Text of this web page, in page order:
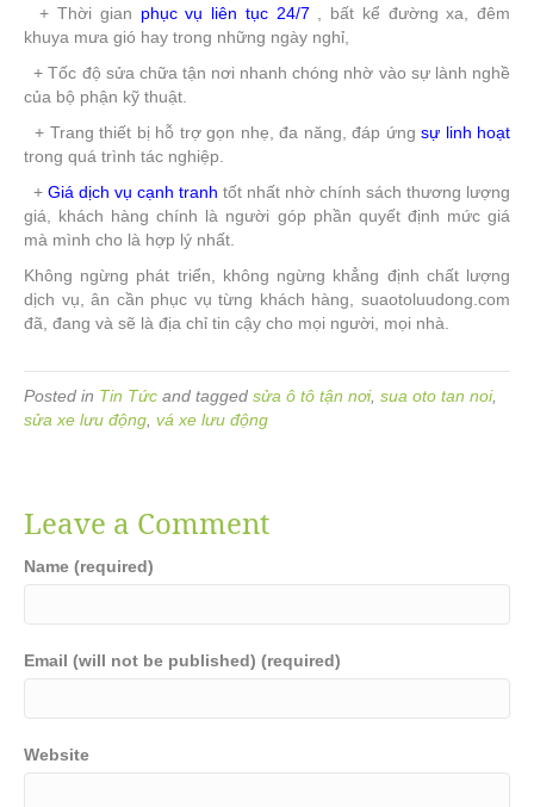
+ Thời gian phục vụ liên tục 24/7 , bất kể đường xa, đêm
khuya mưa gió hay trong những ngày nghỉ,
+ Tốc độ sửa chữa tận nơi nhanh chóng nhờ vào sự lành nghề
của bộ phận kỹ thuật.
+ Trang thiết bị hỗ trợ gọn nhẹ, đa năng, đáp ứng sự linh hoạt
trong quá trình tác nghiệp.
+ Giá dịch vụ cạnh tranh tốt nhất nhờ chính sách thương lượng
giá, khách hàng chính là người góp phần quyết định mức giá
mà mình cho là hợp lý nhất.
Không ngừng phát triển, không ngừng khẳng định chất lượng
dịch vụ, ân cần phục vụ từng khách hàng, suaotoluudong.com
đã, đang và sẽ là địa chỉ tin cậy cho mọi người, mọi nhà.
Posted in Tin Tức and tagged sửa ô tô tận nơi, sua oto tan noi,
sửa xe lưu động vá xe lưu động
Leave a Comment
Name (required)
Email (will not be published) (required)
Website